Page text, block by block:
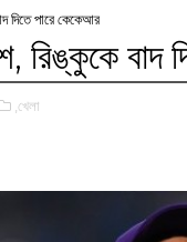
দিতে পারে কেকেআর
বাদ
,খেলা